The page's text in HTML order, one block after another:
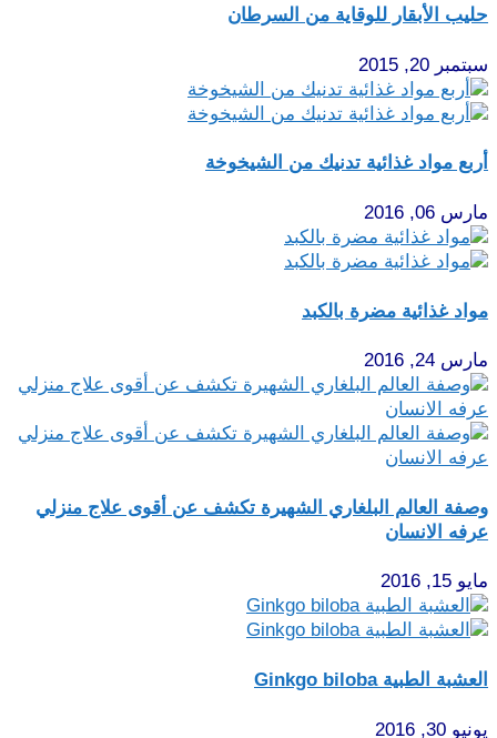
حليب الأبقار للوقاية من السرطان
سبتمبر 20, 2015
أربع مواد غذائية تدنيك من الشيخوخة
مارس 06, 2016
مواد غذائية مضرة بالكبد
مارس 24, 2016
وصفة العالم البلغاري الشهيرة تكشف عن أقوى علاج منزلي
عرفه الانسان
مايو 15, 2016
العشبة الطبية Ginkgo biloba
يونيو 30, 2016